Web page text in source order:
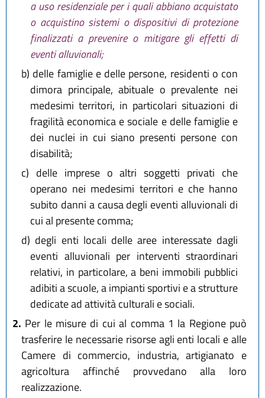
a uso residenziale per i quali abbiano acquistato
o acquistino sistemi o dispositivi di protezione
finalizzati a prevenire o mitigare gli effetti di
eventi alluvionali;
b) delle famiglie e delle persone, residenti o con
dimora principale, abituale o prevalente nei
medesimi territori, in particolari situazioni di
fragilità economica e sociale e delle famiglie e
dei nuclei in cui siano presenti persone con
disabilità;
c) delle imprese o altri soggetti privati che
operano nei medesimi territori e che hanno
subito danni a causa degli eventi alluvionali di
cui al presente comma;
d) degli enti locali delle aree interessate dagli
eventi alluvionali per interventi straordinari
relativi, in particolare, a beni immobili pubblici
adibiti a scuole, a impianti sportivi e a strutture
dedicate ad attività culturali e sociali.
2. Per le misure di cui al comma 1 la Regione può
trasferire le necessarie risorse agli enti locali e alle
Camere di commercio, industria, artigianato e
agricoltura affinché provvedano alla loro
realizzazione.